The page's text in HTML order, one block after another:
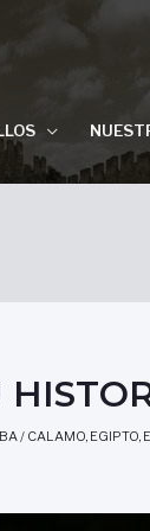
/ CALAMO, EGIPTO,